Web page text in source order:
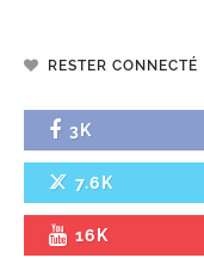
RESTER CONNECTÉ
3K
7.6K
16K